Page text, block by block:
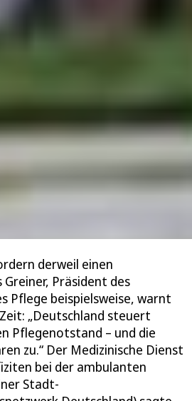
derweil einen
Greiner, Präsident des
Pflege beispielsweise, warnt
„Deutschland steuert
Pflegenotstand – und die
zu.“ Der Medizinische Dienst
bei der ambulanten
Stadt-